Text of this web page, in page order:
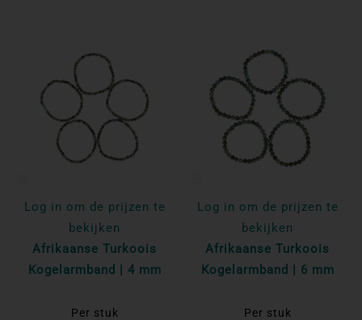
Log in om de prijzen te
bekijken
Afrikaanse Turkoois
Kogelarmband | 4 mm
Per stuk
Log in om de prijzen te
bekijken
Afrikaanse Turkoois
Kogelarmband | 6 mm
Per stuk